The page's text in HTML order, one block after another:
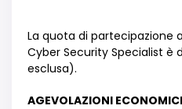
La quota di partecipazione
Cyber Security Specialist è
esclusa).
AGEVOLAZIONI